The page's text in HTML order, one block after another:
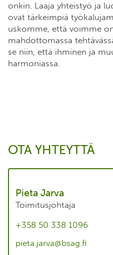
onkin. Laaja yhteistyö ja
ovat tärkeimpiä
uskomme, että voimme
mahdottomassa
se niin, että ihminen ja
harmoniassa.
OTA YHTEYTTÄ
Pieta Jarva
Toimitusjohtaja
+358 50 338 1096
pieta.jarva@bsag.fi